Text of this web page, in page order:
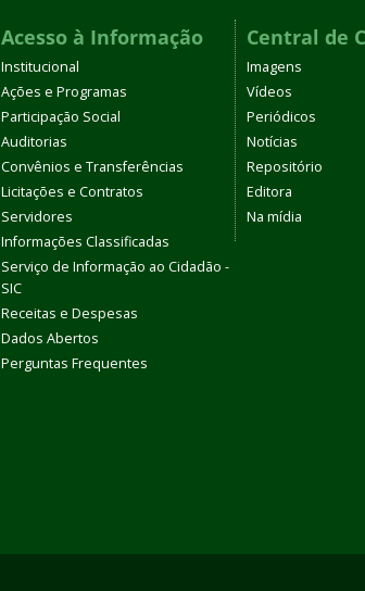
Acesso à Informação
Institucional
Ações e Programas
Participação Social
Auditorias
Convênios e Transferências
Licitações e Contratos
Servidores
Informações Classificadas
Serviço de Informação ao Cidadão -
SIC
Receitas e Despesas
Dados Abertos
Perguntas Frequentes
Central de
Imagens
Vídeos
Periódicos
Notícias
Repositório
Editora
Na mídia